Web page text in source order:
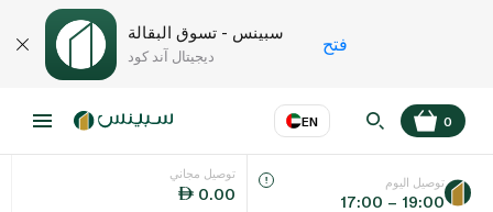
سبينس - تسوق البقالة
ديجيتال آند كود
فتح
EN
اللغة عر
0
توصيل مجاني
0.00
توصيل اليوم
17:00 – 19:00